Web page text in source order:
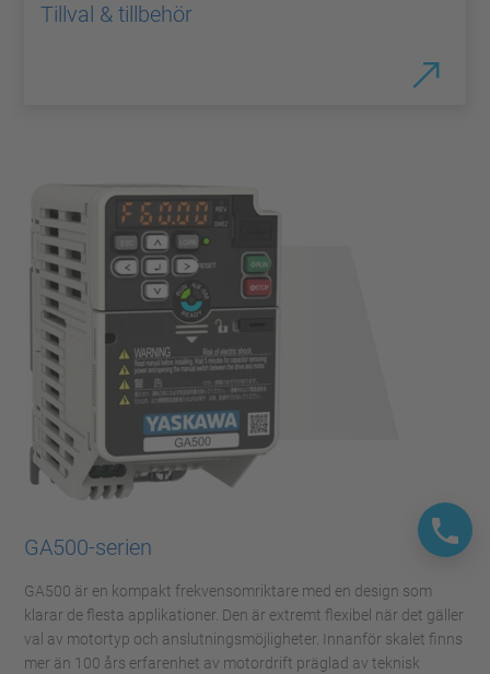
Tillval & tillbehör
GA500-serien
GA500 är en kompakt frekvensomriktare med en design som
klarar de flesta applikationer. Den är extremt flexibel när det gäller
val av motortyp och anslutningsmöjligheter. Innanför skalet finns
mer än 100 års erfarenhet av motordrift präglad av teknisk